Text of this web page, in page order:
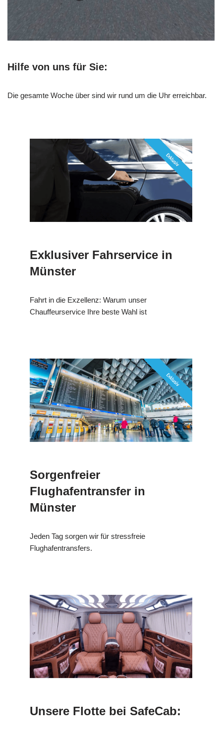
Hilfe von uns für Sie:
Die gesamte Woche über sind wir rund um die Uhr erreichbar.
Exklusiver Fahrservice in
Münster
Fahrt in die Exzellenz: Warum unser
Chauffeurservice Ihre beste Wahl ist
Sorgenfreier
Flughafentransfer in
Münster
Jeden Tag sorgen wir für stressfreie
Flughafentransfers.
Unsere Flotte bei SafeCab: